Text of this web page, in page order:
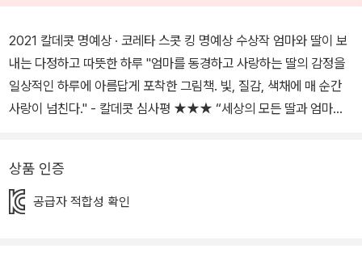
2021 칼데콧 명예상 · 코레타 스콧 킹 명예상 수상작 엄마와 딸이 보
내는 다정하고 따뜻한 하루 "엄마를 동경하고 사랑하는 딸의 감정을
일상적인 하루에 아름답게 포착한 그림책. 빛, 질감, 색채에 매 순간
사랑이 넘친다." - 칼데콧 심사평 ★★★ “세상의 모든 딸과 엄마들
별한 관계와 위로를 주는 집에 대한 따뜻한 찬사." - 《북리스트》 "부
모와 자녀 간의 사랑으로 가득 채운 우아한 이야기." - 《퍼블리셔스
상품 인증
공급자 적합성 확인